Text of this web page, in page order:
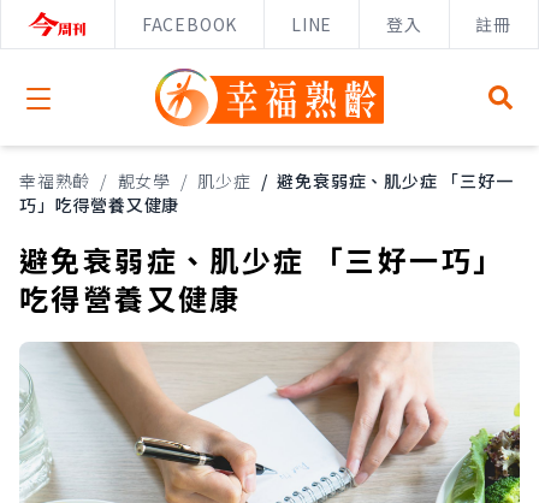
FACEBOOK LINE 登入 註冊
Open menu
幸福熟齡 / 靚女學 / 肌少症 / 避免衰弱症、肌少症 「三好一
巧」吃得營養又健康
避免衰弱症、肌少症 「三好一巧」
吃得營養又健康